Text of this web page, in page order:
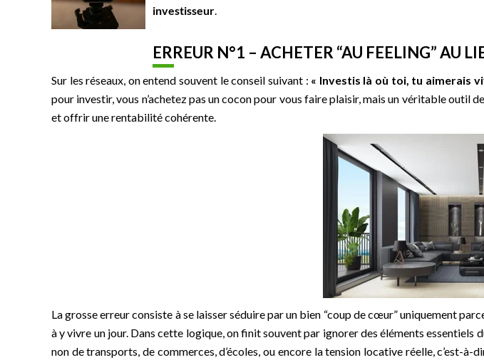
investisseur.
ERREUR N°1 – ACHETER “AU FEELING” AU
Sur les réseaux, on entend souvent le conseil suivant : « Investis là où toi, tu aimerais
pour investir, vous n’achetez pas un cocon pour vous faire plaisir, mais un véritable
et offrir une rentabilité cohérente.
La grosse erreur consiste à se laisser séduire par un bien “coup de cœur” uniquement
à y vivre un jour. Dans cette logique, on finit souvent par ignorer des éléments essentiels
non de transports, de commerces, d’écoles, ou encore la tension locative réelle, c’est-